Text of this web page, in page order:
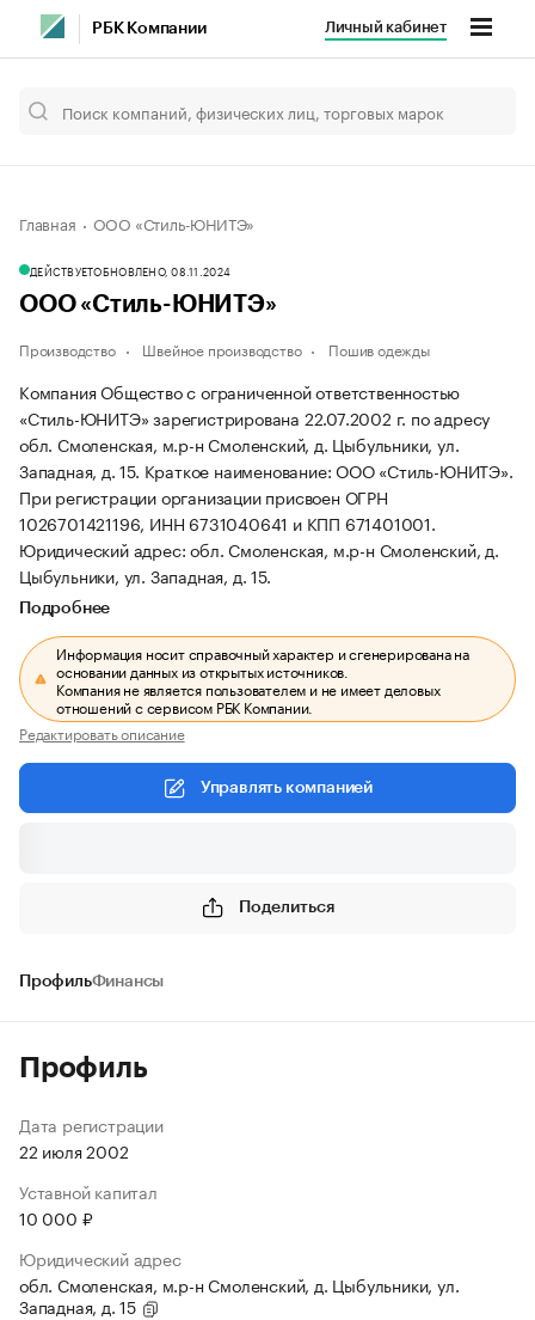
РБК Компании Личный кабинет
Главная ООО «Стиль-ЮНИТЭ»
ДЕЙСТВУЕТОБНОВЛЕНО, 08.11.2024
ООО «Стиль-ЮНИТЭ»
Производство Швейное производство Пошив одежды
Компания Общество с ограниченной ответственностью
«Стиль-ЮНИТЭ» зарегистрирована 22.07.2002 г. по адресу
обл. Смоленская, м.р-н Смоленский, д. Цыбульники, ул.
Западная, д. 15. Краткое наименование: ООО «Стиль-ЮНИТЭ».
При регистрации организации присвоен ОГРН
1026701421196, ИНН 6731040641 и КПП 671401001.
Юридический адрес: обл. Смоленская, м.р-н Смоленский, д.
Цыбульники, ул. Западная, д. 15.
Подробнее
Информация носит справочный характер и сгенерирована на
основании данных из открытых источников.
Компания не является пользователем и не имеет деловых
отношений с сервисом РБК Компании.
Редактировать описание
Управлять компанией
Поделиться
ПрофильФинансы
Профиль
Дата регистрации
22 июля 2002
Уставной капитал
10 000 ₽
Юридический адрес
обл. Смоленская, м.р-н Смоленский, д. Цыбульники, ул.
Западная, д. 15